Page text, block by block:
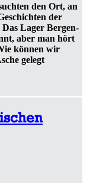
den Ort, an
der
Lager Bergen-
aber man hört
können wir
gelegt